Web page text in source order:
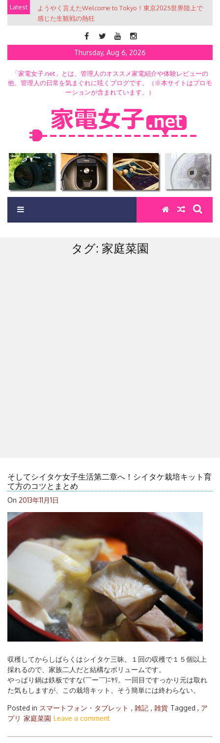
Skip
content
Latest
ようやく言えたWelcome to Tokyo！東京2025世界陸上で
感じた生観戦の熱狂
Thursday, Aug 6, 2026
「家電女子.net」とは、管理人のオススメ家電紹介や体験レビューの
他、管理人の日常を気まぐれに呟くブログです。（※本サイトはプロモ
ーションが含まれています。）
タグ: 家庭菜園
そしてシイタケ女子生活第二章へ！シイタケ栽培キット育
て方のコツとまとめ
On 2013年11月1日
収穫してからしばらくはシイタケ三昧。１回の収穫で１５個以上
採れるので、家族二人だと結構なボリュームです。
やっぱり鍋は鉄板ですな(￣ー￣)ﾆﾔﾘ。一回目ですっかり元は取れ
た気もしますが、この栽培キット、そう簡単には終わらない。
Posted in スマートフォン・タブレット , 雑記 , 雑貨 Tagged , ア
プリ 家庭菜園 Leave a comment